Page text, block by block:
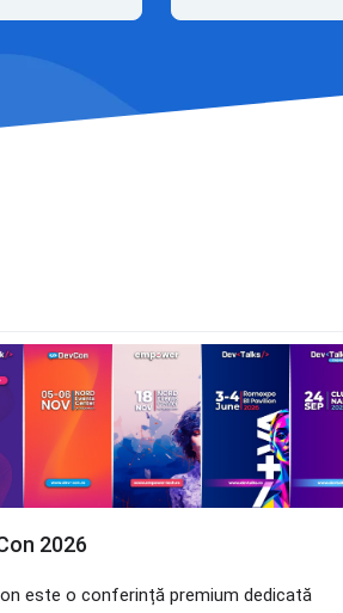
2026
este o conferință premium dedicată